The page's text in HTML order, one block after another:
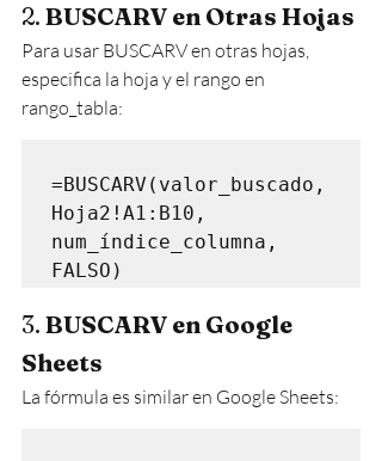
2. BUSCARV en Otras Hojas
Para usar BUSCARV en otras hojas,
especifica la hoja y el rango en
rango_tabla:
=BUSCARV(valor_buscado,
Hoja2!A1:B10,
num_índice_columna,
3. BUSCARV en Google
Sheets
La fórmula es similar en Google Sheets: